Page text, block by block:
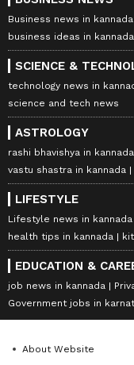
Business news in kannada
business ideas in kannada
SCIENCE &
technology news in
science and tech news
ASTROLOGY
rashi bhavishya in kannada
vastu shastra in kannada
LIFESTYLE
Lifestyle news in kannada
health tips in kannada
EDUCATION &
job news in kannada
Government jobs in
About Website